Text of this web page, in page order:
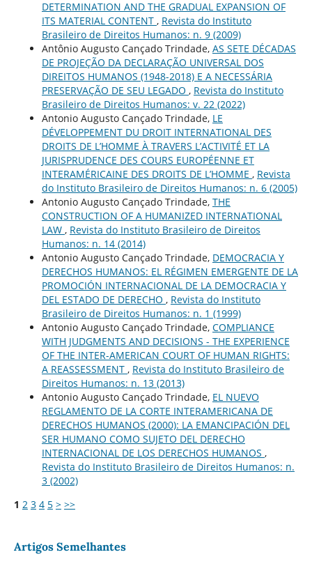
DETERMINATION AND THE GRADUAL EXPANSION OF
ITS MATERIAL CONTENT , Revista do Instituto
Brasileiro de Direitos Humanos: n. 9 (2009)
Antônio Augusto Cançado Trindade, AS SETE DÉCADAS
DE PROJEÇÃO DA DECLARAÇÃO UNIVERSAL DOS
DIREITOS HUMANOS (1948-2018) E A NECESSÁRIA
PRESERVAÇÃO DE SEU LEGADO , Revista do Instituto
Brasileiro de Direitos Humanos: v. 22 (2022)
Antonio Augusto Cançado Trindade, LE
DÉVELOPPEMENT DU DROIT INTERNATIONAL DES
DROITS DE L’HOMME À TRAVERS L’ACTIVITÉ ET LA
JURISPRUDENCE DES COURS EUROPÉENNE ET
INTERAMÉRICAINE DES DROITS DE L’HOMME , Revista
do Instituto Brasileiro de Direitos Humanos: n. 6 (2005)
Antonio Augusto Cançado Trindade, THE
CONSTRUCTION OF A HUMANIZED INTERNATIONAL
LAW , Revista do Instituto Brasileiro de Direitos
Humanos: n. 14 (2014)
Antonio Augusto Cançado Trindade, DEMOCRACIA Y
DERECHOS HUMANOS: EL RÉGIMEN EMERGENTE DE LA
PROMOCIÓN INTERNACIONAL DE LA DEMOCRACIA Y
DEL ESTADO DE DERECHO , Revista do Instituto
Brasileiro de Direitos Humanos: n. 1 (1999)
Antonio Augusto Cançado Trindade, COMPLIANCE
WITH JUDGMENTS AND DECISIONS - THE EXPERIENCE
OF THE INTER-AMERICAN COURT OF HUMAN RIGHTS:
A REASSESSMENT , Revista do Instituto Brasileiro de
Direitos Humanos: n. 13 (2013)
Antonio Augusto Cançado Trindade, EL NUEVO
REGLAMENTO DE LA CORTE INTERAMERICANA DE
DERECHOS HUMANOS (2000): LA EMANCIPACIÓN DEL
SER HUMANO COMO SUJETO DEL DERECHO
INTERNACIONAL DE LOS DERECHOS HUMANOS ,
Revista do Instituto Brasileiro de Direitos Humanos: n.
3 (2002)
1 2 3 4 5 > >>
Artigos Semelhantes